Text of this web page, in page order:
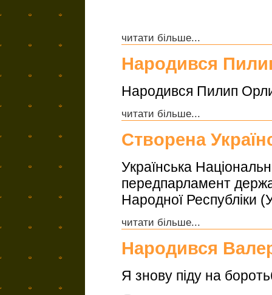
читати більше...
Народився
Народився Пилип
читати більше...
Створена
Українська
передпарламент
Народної Республіки
читати більше...
Народився
Я знову піду на